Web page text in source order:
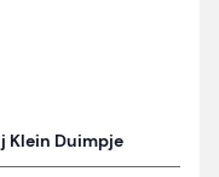
Klein Duimpje